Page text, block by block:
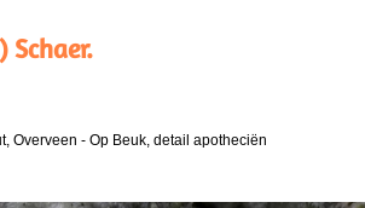
Overveen - Op Beuk, detail apotheciën